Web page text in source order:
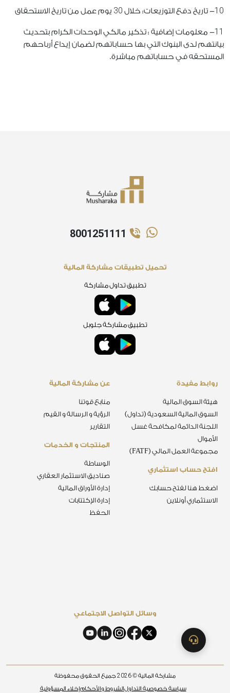
10- تاريخ دفع التوزيعات: خلال 30 يوم عمل من تاريخ الاستحقاق
11- معلومات إضافية : تذكير مالكي الوحدات الكرام بتحديث
بيانتهم لدى البنوك التي بها حساباتهم لضمان إيداع أرباحهم
المستحقه في حساباتهم مباشرة.
8001251111
المنتجات و الخدمات
الوساطة
صناديق الاستثمار العقاري
إدارة الأوراق المالية
إدارة الإكتتابات
الحفظ
عن مشاركة المالية
منابع قوتنا
الرؤية و الرسالة و القيم
التقارير
افتح حساب استثماري
اضغط هنا لفتح حسابك
الاستثماري أونلاين
روابط مفيدة
هيئة السوق المالية
السوق المالية السعودية (تداول)
اللجنة الدائمة لمكافحة غسل
الأموال
مجموعة العمل المالي (FATF)
تحميل تطبيقات مشاركة المالية
تطبيق تداول مشاركة
تطبيق مشاركة جلوبل
وسائل التواصل الاجتماعي
مشاركة المالية ©2026جميع الحقوق محفوظة
سياسة خصوصية التداولالشروط والأحكامإخلاء المسؤولية